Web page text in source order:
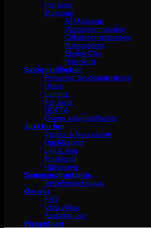
För laser
Massage
All Massage
Vibrationsmassage
Cirkulationsmassage
Massageolja
Eterisk Olja
Hälsokost
Salongstillbehör
Personlig Skyddsutrustning
Utsug
Lampor
För laser
DOFTA
Övriga salongstillbehör
Just for fun
Väskor & Neccesärer
Uppblåsbart
Lek & skoj
Maskerad
Halloween
Sommarerbjudande
Reseförpackningar
Om oss
FAQ
Våra villkor
Kontakta oss
Presentkort